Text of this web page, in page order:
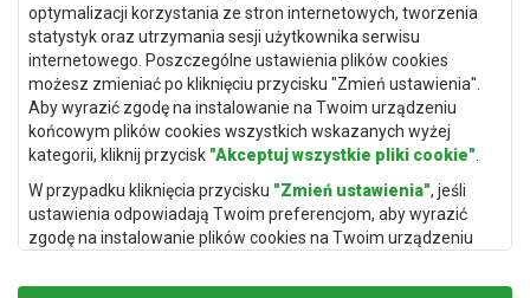
optymalizacji korzystania ze stron internetowych, tworzenia
statystyk oraz utrzymania sesji użytkownika serwisu
internetowego. Poszczególne ustawienia plików cookies
możesz zmieniać po kliknięciu przycisku "Zmień ustawienia".
Aby wyrazić zgodę na instalowanie na Twoim urządzeniu
końcowym plików cookies wszystkich wskazanych wyżej
kategorii, kliknij przycisk "Akceptuj wszystkie pliki cookie"
W przypadku kliknięcia przycisku "Zmień ustawienia", jeśli
ustawienia odpowiadają Twoim preferencjom, aby wyrazić
zgodę na instalowanie plików cookies na Twoim urządzeniu
"Zapisz i zaakceptuj".
Dywany Łódź
Dywany Katowice
Dywany Rzeszów
Dywany Częstochowa